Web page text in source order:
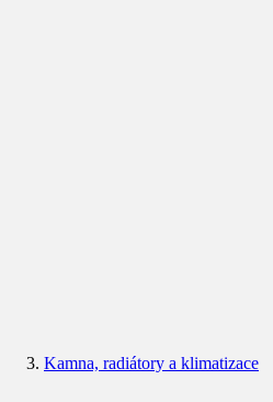
Kamna, radiátory a klimatizace